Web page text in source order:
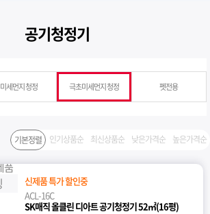
공기청정기
미세먼지 청정 극초미세먼지 청정 펫전용
기본정렬 인기상품순 최신상품순 낮은가격순 높은가격순
신제품 특가 할인중
ACL-16C
SK매직 올클린 디아트 공기청정기 52㎡(16평)